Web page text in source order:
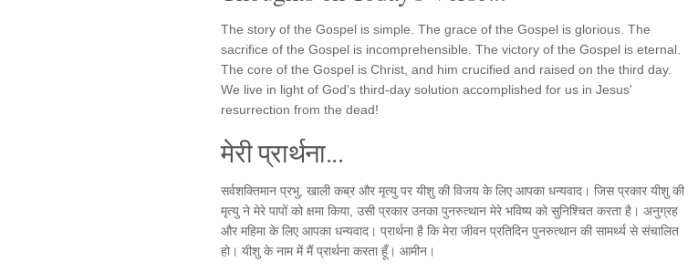
The story of the Gospel is simple. The grace of the Gospel is glorious. The
sacrifice of the Gospel is incomprehensible. The victory of the Gospel is eternal.
The core of the Gospel is Christ, and him crucified and raised on the third day.
We live in light of God's third-day solution accomplished for us in Jesus'
resurrection from the dead!
मेरी प्रार्थना...
सर्वशक्तिमान प्रभु, खाली कब्र और मृत्यु पर यीशु की विजय के लिए आपका धन्यवाद। जिस प्रकार यीशु की
मृत्यु ने मेरे पापों को क्षमा किया, उसी प्रकार उनका पुनरुत्थान मेरे भविष्य को सुनिश्चित करता है। अनुग्रह
और महिमा के लिए आपका धन्यवाद। प्रार्थना है कि मेरा जीवन प्रतिदिन पुनरुत्थान की सामर्थ्य से संचालित
हो। यीशु के नाम में मैं प्रार्थना करता हूँ। आमीन।